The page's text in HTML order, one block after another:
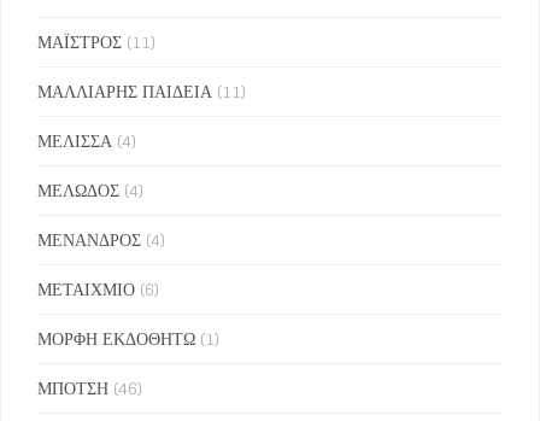
ΜΑΪΣΤΡΟΣ (11)
ΜΑΛΛΙΑΡΗΣ ΠΑΙΔΕΙΑ (11)
ΜΕΛΙΣΣΑ (4)
ΜΕΛΩΔΟΣ (4)
ΜΕΝΑΝΔΡΟΣ (4)
ΜΕΤΑΙΧΜΙΟ (6)
ΜΟΡΦΗ ΕΚΔΟΘΗΤΩ (1)
ΜΠΟΤΣΗ (46)